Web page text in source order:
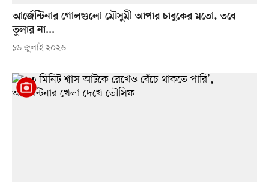
আর্জেন্টিনার গোলগুলো মৌসুমী আপার চাবুকের মতো, তবে
তুলার না...
১৬ জুলাই ২০২৬